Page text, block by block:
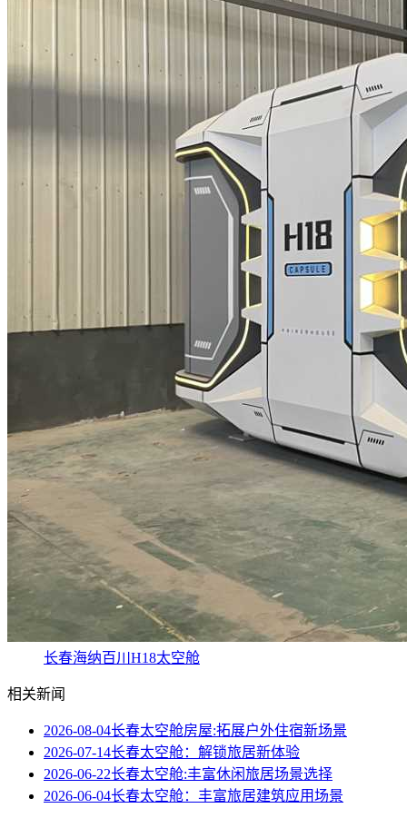
长春海纳百川H18太空舱
相关新闻
2026-08-04长春太空舱房屋:拓展户外住宿新场景
2026-07-14长春太空舱：解锁旅居新体验
2026-06-22长春太空舱:丰富休闲旅居场景选择
2026-06-04长春太空舱：丰富旅居建筑应用场景